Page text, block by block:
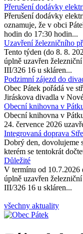
Přerušení dodávky
Přerušení dodávky
oznamuje, že v obci
hodin do 17:30 hodin...
Uzavření železničního
Tento týden (do 8. 8.
úplně uzavřen
III/326 16 u skláren...
Podzimní zájezd do
Obec Pátek pořádá ve
Jiráskova divadla v
Obecní knihovna v
Obecní knihovna v
24. července 2026
Integrovaná doprava
Dobrý den, dovolujeme
kterém se tentokrát
Důležité
V termínu od 10.7.2026
úplně uzavřen
III/326 16 u skláren...
všechny aktuality